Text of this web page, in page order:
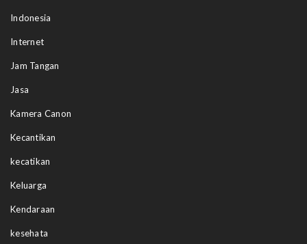
Indonesia
Internet
Jam Tangan
Jasa
Kamera Canon
Kecantikan
kecatikan
Keluarga
Kendaraan
kesehata